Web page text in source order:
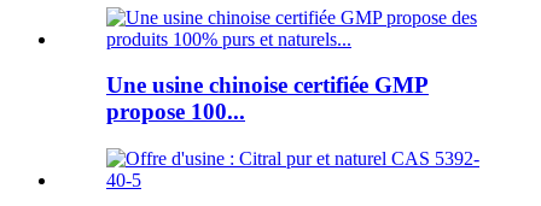
Une usine chinoise certifiée GMP
propose 100...